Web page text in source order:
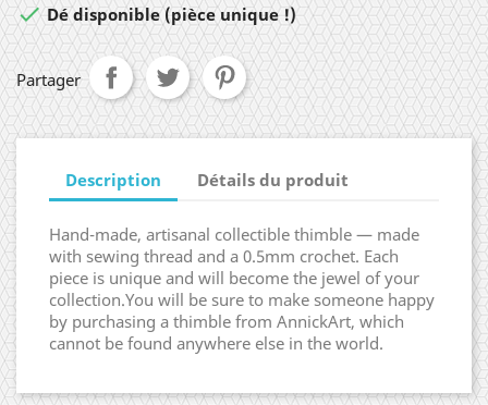
Dé disponible (pièce unique !)
Partager
Description Détails du produit
Hand-made, artisanal collectible thimble — made
with sewing thread and a 0.5mm crochet. Each
piece is unique and will become the jewel of your
collection.You will be sure to make someone happy
by purchasing a thimble from AnnickArt, which
cannot be found anywhere else in the world.